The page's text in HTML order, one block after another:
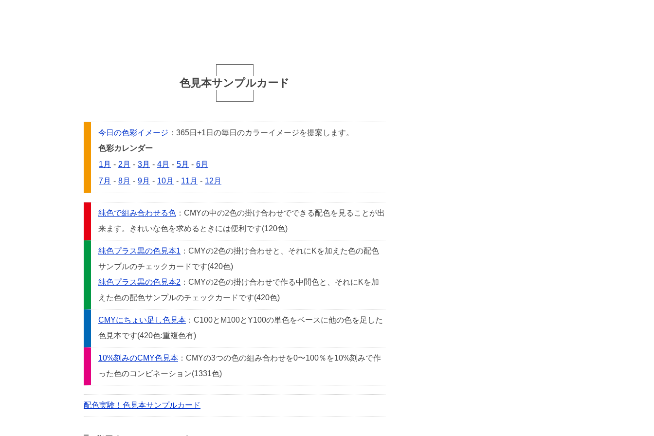
色見本サンプルカード
今日の色彩イメージ ：365日+1日の毎日のカラーイメージを提案します。
色彩カレンダー
1月 - 2月 - 3月 - 4月 - 5月 - 6月
7月 - 8月 - 9月 - 10月 - 11月 - 12月
純色で組み合わせる色 ：CMYの中の2色の掛け合わせでできる配色を見ることが出
来ます。きれいな色を求めるときには便利です(120色)
純色プラス黒の色見本1 ：CMYの2色の掛け合わせと、それにKを加えた色の配色
サンプルのチェックカードです(420色)
純色プラス黒の色見本2 ：CMYの2色の掛け合わせで作る中間色と、それにKを加
えた色の配色サンプルのチェックカードです(420色)
CMYにちょい足し色見本 ：C100とM100とY100の単色をベースに他の色を足した
色見本です(420色:重複色有)
10%刻みのCMY色見本 ：CMYの3つの色の組み合わせを0〜100％を10%刻みで作
った色のコンビネーション(1331色)
配色実験！色見本サンプルカード